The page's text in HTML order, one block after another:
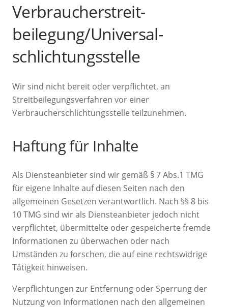
Verbraucher­streit­
beilegung/Universal­
schlichtungs­stelle
Wir sind nicht bereit oder verpflichtet, an
Streitbeilegungsverfahren vor einer
Verbraucherschlichtungsstelle teilzunehmen.
Haftung für Inhalte
Als Diensteanbieter sind wir gemäß § 7 Abs.1 TMG
für eigene Inhalte auf diesen Seiten nach den
allgemeinen Gesetzen verantwortlich. Nach §§ 8 bis
10 TMG sind wir als Diensteanbieter jedoch nicht
verpflichtet, übermittelte oder gespeicherte fremde
Informationen zu überwachen oder nach
Umständen zu forschen, die auf eine rechtswidrige
Tätigkeit hinweisen.
Verpflichtungen zur Entfernung oder Sperrung der
Nutzung von Informationen nach den allgemeinen